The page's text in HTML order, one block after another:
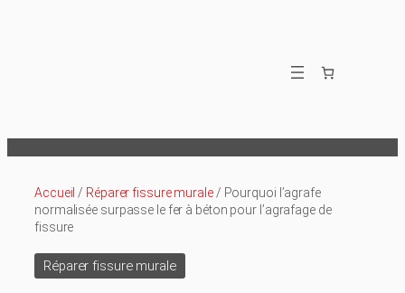
Accueil / Réparer fissure murale/ Pourquoi l’agrafe
normalisée surpasse le fer à béton pour l’agrafage de
fissure
Réparer fissure murale